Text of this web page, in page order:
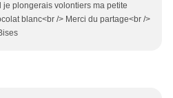
plongerais volontiers ma petite
blanc<br /> Merci du partage<br />